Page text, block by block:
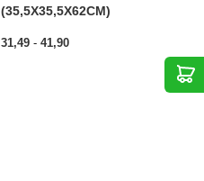
(35,5X35,5X62CM)
31,49 - 41,90Prijsklasse: